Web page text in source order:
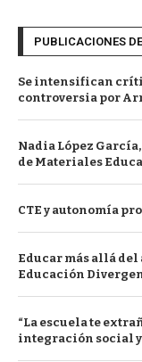
PUBLICACIONES
Se intensifican
controversia por
Nadia López
de Materiales
CTE y autonomía
Educar más allá del
Educación
“La escuela te
integración social